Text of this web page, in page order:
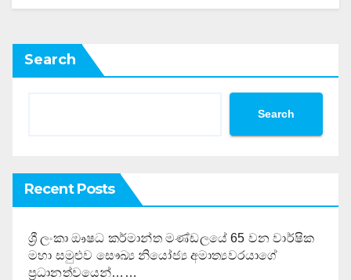
Search
Search
Recent Posts
ශ්‍රී ලංකා ඖෂධ කර්මාන්ත මණ්ඩලයේ 65 වන වාර්ෂික
මහා සමුළුව සෞඛ්‍ය නියෝජ්‍ය අමාත්‍යවරයාගේ
ප්‍රධානත්වයෙන්……